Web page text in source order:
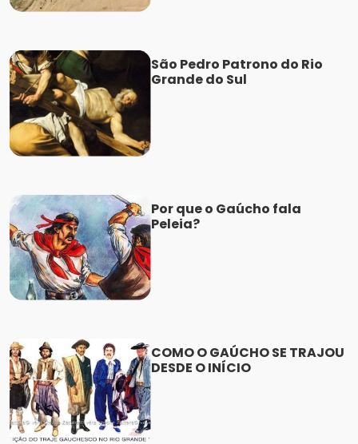
São Pedro Patrono do Rio
Grande do Sul
Por que o Gaúcho fala
Peleia?
COMO O GAÚCHO SE TRAJOU
DESDE O INÍCIO